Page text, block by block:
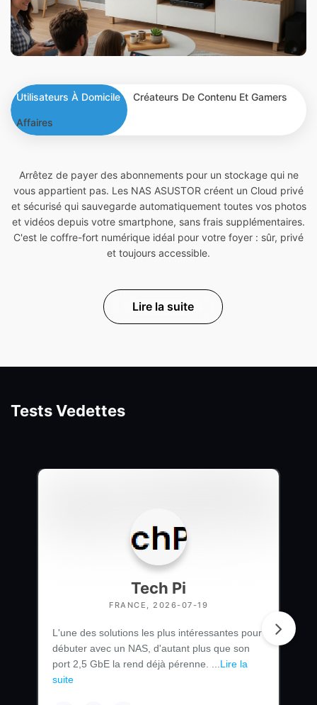
Utilisateurs À Domicile Créateurs De Contenu Et Gamers
Affaires
Arrêtez de payer des abonnements pour un stockage qui ne
vous appartient pas. Les NAS ASUSTOR créent un Cloud privé
et sécurisé qui sauvegarde automatiquement toutes vos photos
et vidéos depuis votre smartphone, sans frais supplémentaires.
C'est le coffre-fort numérique idéal pour votre foyer : sûr, privé
et toujours accessible.
Lire la suite
Tests Vedettes
Tech Pi
FRANCE, 2026-07-19
L'une des solutions les plus intéressantes pour
débuter avec un NAS, d'autant plus que son
port 2,5 GbE la rend déjà pérenne. ... Lire la
suite